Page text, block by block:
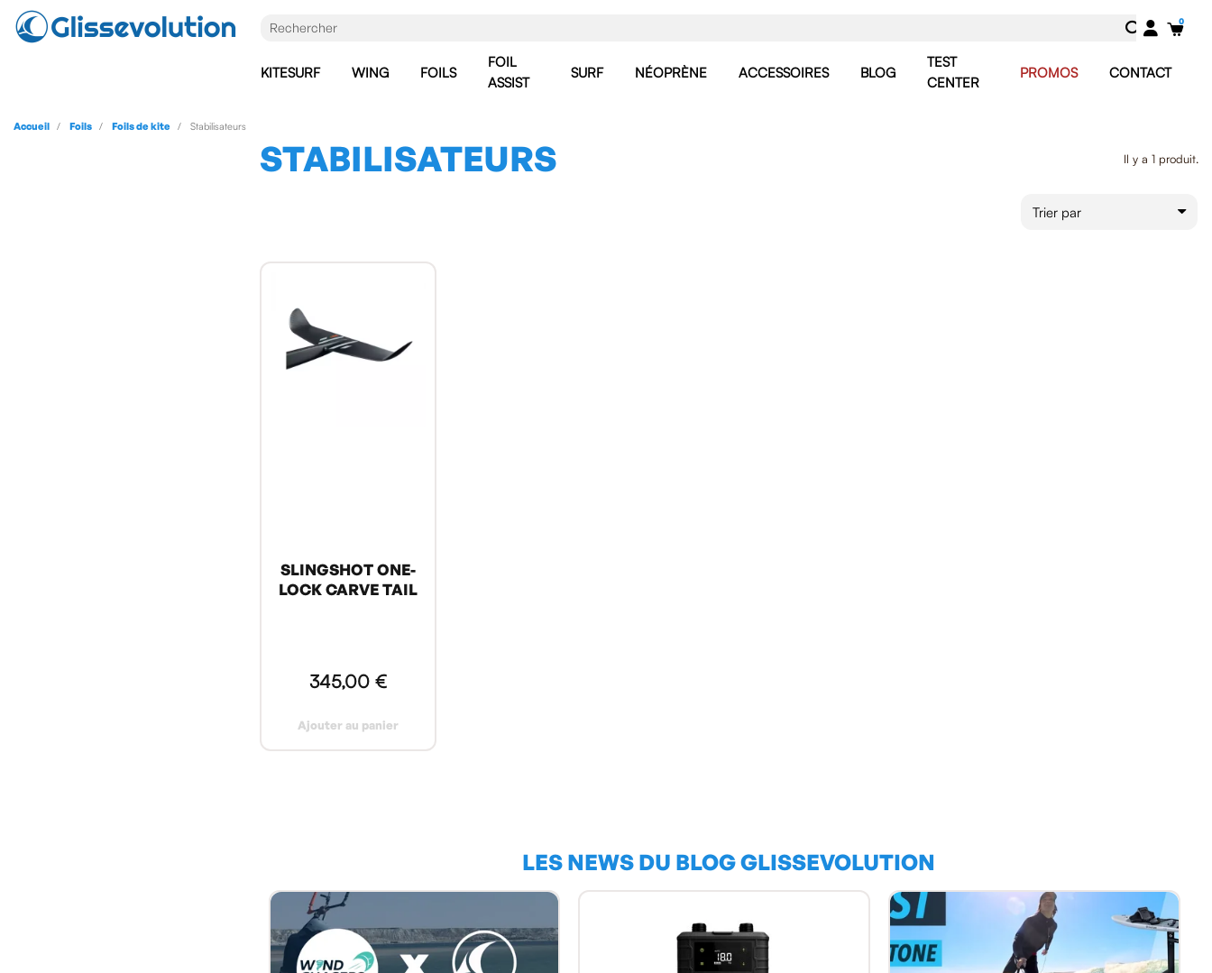
KITESURF WING FOILS
FOIL
ASSIST
SURF NÉOPRÈNE ACCESSOIRES BLOG
TEST
CENTER
PROMOS CONTACT
Accueil Foils Foils de kite Stabilisateurs
STABILISATEURS Il y a 1 produit.
SLINGSHOT ONE-
LOCK CARVE TAIL
345,00 €
Ajouter au panier
LES NEWS DU BLOG GLISSEVOLUTION